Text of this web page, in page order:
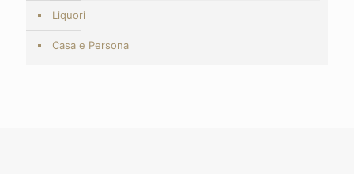
Liquori
Casa e Persona